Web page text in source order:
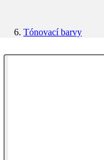
Tónovací barvy